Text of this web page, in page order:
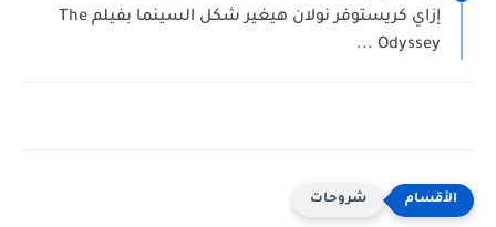
إزاي كريستوفر نولان هيغير شكل السينما بفيلم The
Odyssey ...
شروحات